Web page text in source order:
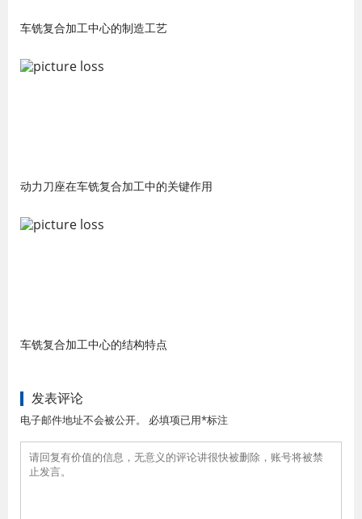
车铣复合加工中心的制造工艺
动力刀座在车铣复合加工中的关键作用
车铣复合加工中心的结构特点
发表评论
电子邮件地址不会被公开。 必填项已用*标注